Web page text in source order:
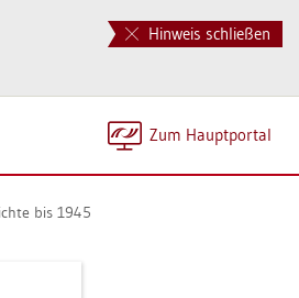
Hinweis schließen
Zum Haupt­por­tal
bis 1945